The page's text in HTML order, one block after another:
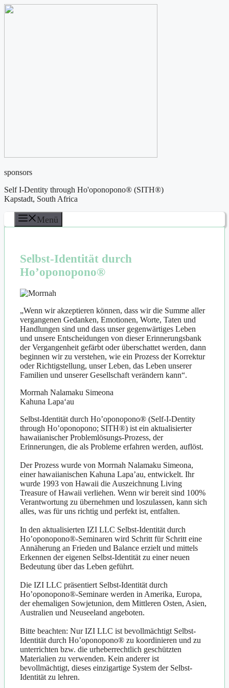
Zum
sponsors
Self I-Dentity through Ho'oponopono® (SITH®)
Kapstadt, South Africa
Menü
Selbst-Identität durch
Ho’oponopono®
„Wenn wir akzeptieren können, dass wir die Summe aller
vergangenen Gedanken, Emotionen, Worte, Taten und
Handlungen sind und dass unser gegenwärtiges Leben
und unsere Entscheidungen von dieser Erinnerungsbank
der Vergangenheit gefärbt oder überschattet werden, dann
beginnen wir zu verstehen, wie ein Prozess der Korrektur
oder Richtigstellung, unser Leben, das Leben unserer
Familien und unserer Gesellschaft verändern kann“.
Morrnah Nalamaku Simeona
Kahuna Lapaʻau
Selbst-Identität durch Ho’oponopono® (Self-I-Dentity
through Ho’oponopono; SITH®) ist ein aktualisierter
hawaiianischer Problemlösungs-Prozess, der
Erinnerungen, die als Probleme erfahren werden, auflöst.
Der Prozess wurde von Morrnah Nalamaku Simeona,
einer hawaiianischen Kahuna Lapa’au, entwickelt. Ihr
wurde 1993 von Hawaii die Auszeichnung Living
Treasure of Hawaii verliehen. Wenn wir bereit sind 100%
Verantwortung zu übernehmen und loszulassen, kann sich
alles, was für uns richtig und perfekt ist, entfalten.
In den aktualisierten IZI LLC Selbst-Identität durch
Ho’oponopono®-Seminaren wird Schritt für Schritt eine
Annäherung an Frieden und Balance erzielt und mittels
Erkennen der eigenen Selbst-Identität zu einer neuen
Bedeutung über das Leben geführt.
Die IZI LLC präsentiert Selbst-Identität durch
Ho’oponopono®-Seminare werden in Amerika, Europa,
der ehemaligen Sowjetunion, dem Mittleren Osten, Asien,
Australien und Neuseeland angeboten.
Bitte beachten: Nur IZI LLC ist bevollmächtigt Selbst-
Identität durch Ho’oponopono® zu koordinieren und zu
unterrichten bzw. die urheberrechtlich geschützten
Materialien zu verwenden. Kein anderer ist
bevollmächtigt, dieses einzigartige System der Selbst-
Identität zu lehren.